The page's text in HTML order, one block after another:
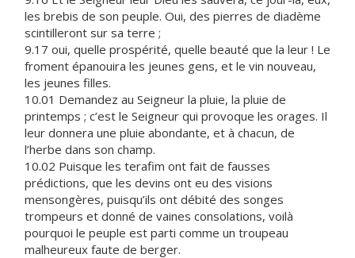
les brebis de son peuple. Oui, des pierres de diadème
scintilleront sur sa terre ;
9.17 oui, quelle prospérité, quelle beauté que la leur ! Le
froment épanouira les jeunes gens, et le vin nouveau,
les jeunes filles.
10.01 Demandez au Seigneur la pluie, la pluie de
printemps ; c’est le Seigneur qui provoque les orages. Il
leur donnera une pluie abondante, et à chacun, de
l’herbe dans son champ.
10.02 Puisque les terafim ont fait de fausses
prédictions, que les devins ont eu des visions
mensongères, puisqu’ils ont débité des songes
trompeurs et donné de vaines consolations, voilà
pourquoi le peuple est parti comme un troupeau
malheureux faute de berger.